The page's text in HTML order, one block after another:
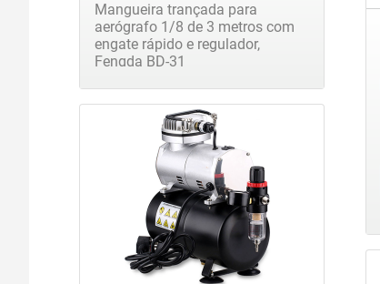
Mangueira trançada para
aerógrafo 1/8 de 3 metros com
engate rápido e regulador,
Fengda BD-31